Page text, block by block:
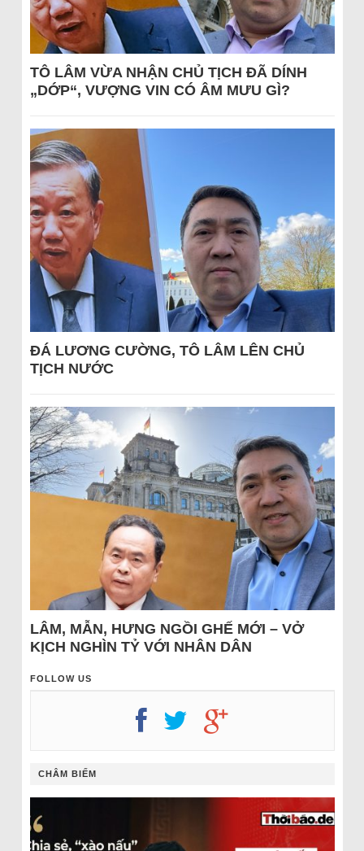
TÔ LÂM VỪA NHẬN CHỦ TỊCH ĐÃ DÍNH
„DỚP“, VƯỢNG VIN CÓ ÂM MƯU GÌ?
ĐÁ LƯƠNG CƯỜNG, TÔ LÂM LÊN CHỦ
TỊCH NƯỚC
LÂM, MẪN, HƯNG NGỒI GHẾ MỚI – VỞ
KỊCH NGHÌN TỶ VỚI NHÂN DÂN
FOLLOW US
CHÂM BIẾM